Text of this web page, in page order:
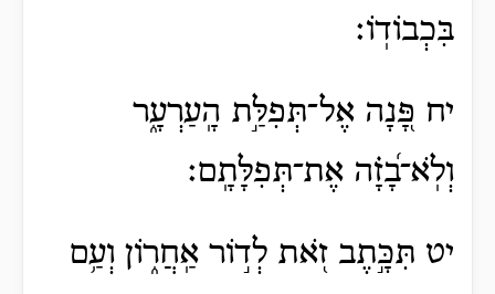
בִּכְבוֹדֽוֹ׃
יח פָּ֭נָה אֶל־תְּפִלַּ֣ת הָֽעַרְעָ֑ר
וְלֹֽא־בָ֝זָ֗ה אֶת־תְּפִלָּתָֽם׃
יט תִּכָּ֣תֶב זֹ֭את לְד֣וֹר אַֽחֲר֑וֹן וְעַ֥ם